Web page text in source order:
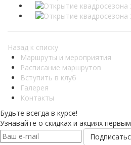
Назад к списку
Маршруты и мероприятия
Расписание маршрутов
Вступить в клуб
Галерея
Контакты
Будьте всегда в курсе!
Узнавайте о скидках и акциях первым